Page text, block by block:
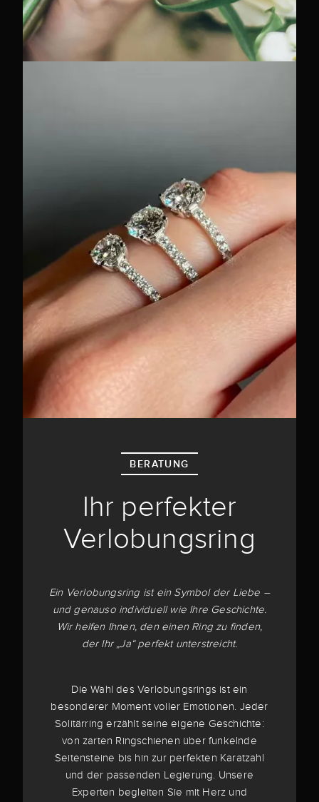
BERATUNG
Ihr perfekter
Verlobungsring
Ein Verlobungsring ist ein Symbol der Liebe –
und genauso individuell wie Ihre Geschichte.
Wir helfen Ihnen, den einen Ring zu finden,
der Ihr „Ja“ perfekt unterstreicht.
Die Wahl des Verlobungsrings ist ein
besonderer Moment voller Emotionen. Jeder
Solitärring erzählt seine eigene Geschichte:
von zarten Ringschienen über funkelnde
Seitensteine bis hin zur perfekten Karatzahl
und der passenden Legierung. Unsere
Experten begleiten Sie mit Herz und